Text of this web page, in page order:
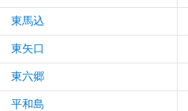
東馬込
東矢口
東六郷
平和島